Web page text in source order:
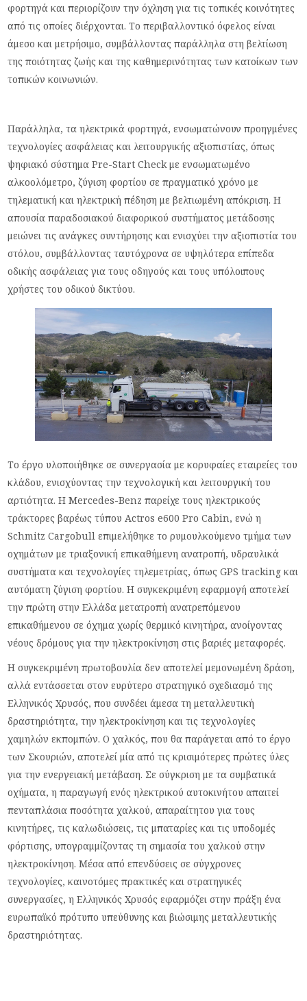
φορτηγά και περιορίζουν την όχληση για τις τοπικές κοινότητες
από τις οποίες διέρχονται. Το περιβαλλοντικό όφελος είναι
άμεσο και μετρήσιμο, συμβάλλοντας παράλληλα στη βελτίωση
της ποιότητας ζωής και της καθημερινότητας των κατοίκων των
τοπικών κοινωνιών.
Παράλληλα, τα ηλεκτρικά φορτηγά, ενσωματώνουν προηγμένες
τεχνολογίες ασφάλειας και λειτουργικής αξιοπιστίας, όπως
ψηφιακό σύστημα Pre-Start Check με ενσωματωμένο
αλκοολόμετρο, ζύγιση φορτίου σε πραγματικό χρόνο με
τηλεματική και ηλεκτρική πέδηση με βελτιωμένη απόκριση. Η
απουσία παραδοσιακού διαφορικού συστήματος μετάδοσης
μειώνει τις ανάγκες συντήρησης και ενισχύει την αξιοπιστία του
στόλου, συμβάλλοντας ταυτόχρονα σε υψηλότερα επίπεδα
οδικής ασφάλειας για τους οδηγούς και τους υπόλοιπους
χρήστες του οδικού δικτύου.
Το έργο υλοποιήθηκε σε συνεργασία με κορυφαίες εταιρείες του
κλάδου, ενισχύοντας την τεχνολογική και λειτουργική του
αρτιότητα. Η Mercedes-Benz παρείχε τους ηλεκτρικούς
τράκτορες βαρέως τύπου Actros e600 Pro Cabin, ενώ η
Schmitz Cargobull επιμελήθηκε το ρυμουλκούμενο τμήμα των
οχημάτων με τριαξονική επικαθήμενη ανατροπή, υδραυλικά
συστήματα και τεχνολογίες τηλεμετρίας, όπως GPS tracking και
αυτόματη ζύγιση φορτίου. Η συγκεκριμένη εφαρμογή αποτελεί
την πρώτη στην Ελλάδα μετατροπή ανατρεπόμενου
επικαθήμενου σε όχημα χωρίς θερμικό κινητήρα, ανοίγοντας
νέους δρόμους για την ηλεκτροκίνηση στις βαριές μεταφορές.
Η συγκεκριμένη πρωτοβουλία δεν αποτελεί μεμονωμένη δράση,
αλλά εντάσσεται στον ευρύτερο στρατηγικό σχεδιασμό της
Ελληνικός Χρυσός, που συνδέει άμεσα τη μεταλλευτική
δραστηριότητα, την ηλεκτροκίνηση και τις τεχνολογίες
χαμηλών εκπομπών. Ο χαλκός, που θα παράγεται από το έργο
των Σκουριών, αποτελεί μία από τις κρισιμότερες πρώτες ύλες
για την ενεργειακή μετάβαση. Σε σύγκριση με τα συμβατικά
οχήματα, η παραγωγή ενός ηλεκτρικού αυτοκινήτου απαιτεί
πενταπλάσια ποσότητα χαλκού, απαραίτητου για τους
κινητήρες, τις καλωδιώσεις, τις μπαταρίες και τις υποδομές
φόρτισης, υπογραμμίζοντας τη σημασία του χαλκού στην
ηλεκτροκίνηση. Μέσα από επενδύσεις σε σύγχρονες
τεχνολογίες, καινοτόμες πρακτικές και στρατηγικές
συνεργασίες, η Ελληνικός Χρυσός εφαρμόζει στην πράξη ένα
ευρωπαϊκό πρότυπο υπεύθυνης και βιώσιμης μεταλλευτικής
δραστηριότητας.